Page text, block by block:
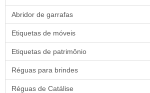
Abridor de garrafas
Etiquetas de móveis
Etiquetas de patrimônio
Réguas para brindes
Réguas de Catálise